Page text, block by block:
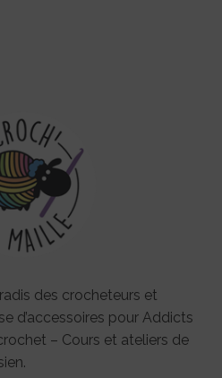
des crocheteurs et
d’accessoires pour Addicts
– Cours et ateliers de